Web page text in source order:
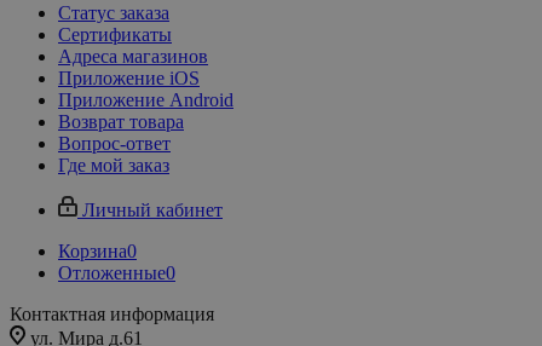
Статус заказа
Сертификаты
Адреса магазинов
Приложение iOS
Приложение Android
Возврат товара
Вопрос-ответ
Где мой заказ
Личный кабинет
Корзина0
Отложенные0
Контактная информация
ул. Мира д.61